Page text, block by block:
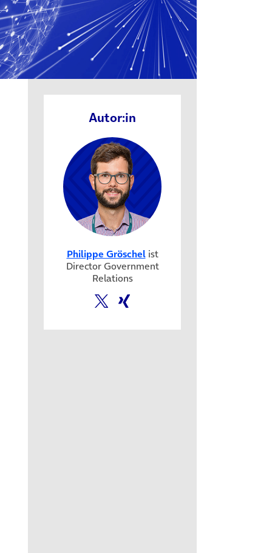
Autor:in
Philippe Gröschelist
Director Government
Relations